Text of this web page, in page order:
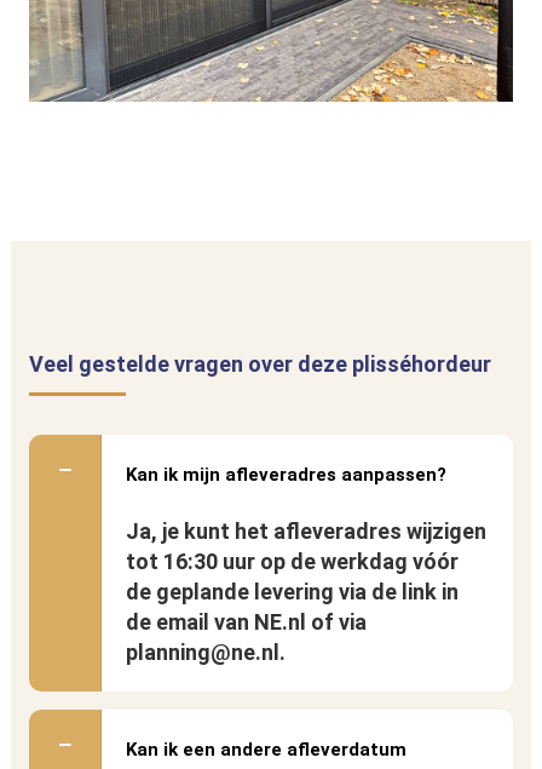
Veel gestelde vragen over deze plisséhordeur
Kan ik mijn afleveradres aanpassen?
Ja, je kunt het afleveradres wijzigen
tot 16:30 uur op de werkdag vóór
de geplande levering via de link in
de email van NE.nl of via
planning@ne.nl.
Kan ik een andere afleverdatum